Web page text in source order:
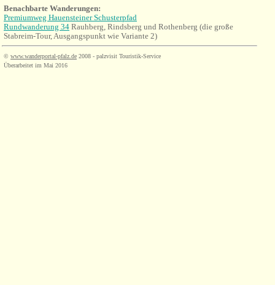
Benachbarte Wanderungen:
Premiumweg Hauensteiner Schusterpfad
Rundwanderung 34 Rauhberg, Rindsberg und Rothenberg (die große
Stabreim-Tour, Ausgangspunkt wie Variante 2)
© www.wanderportal-pfalz.de 2008 - palzvisit Touristik-Service
Überarbeitet im Mai 2016